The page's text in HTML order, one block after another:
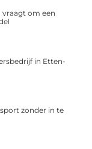
vraagt om een
in Etten-
zonder in te